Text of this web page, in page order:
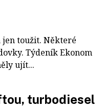
jen toužit. Některé
Týdeník Ekonom
ujít...
turbodiesel